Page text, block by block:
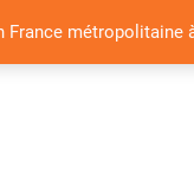
France métropolitaine